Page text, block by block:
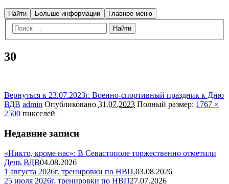
Найти Больше информации Главное меню
30
Вернуться к 23.07.2023г. Военно-спортивный праздник к Дню
ВДВ admin Опубликовано 31.07.2023 Полный размер: 1767 ×
2500 пикселей
Недавние записи
«Никто, кроме нас»: В Севастополе торжественно отметили
День ВДВ04.08.2026
1 августа 2026г. тренировки по НВП.03.08.2026
25 июля 2026г. тренировки по НВП27.07.2026